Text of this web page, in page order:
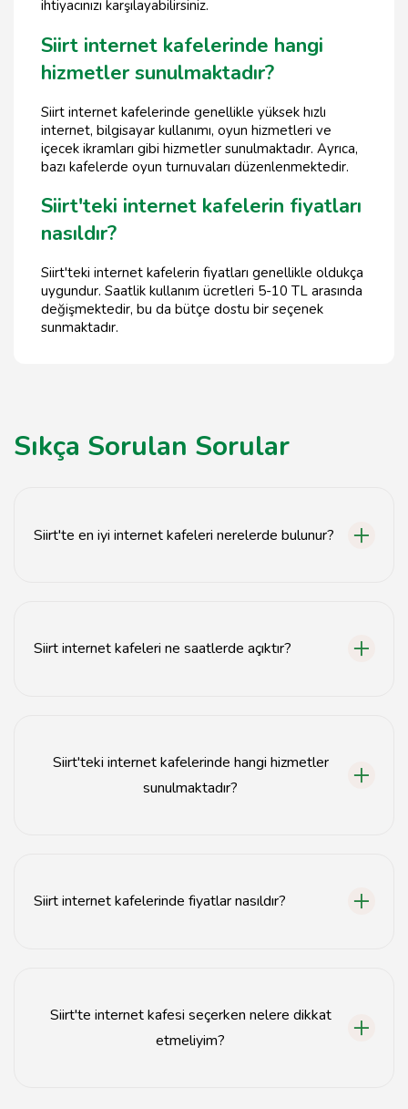
ihtiyacınızı karşılayabilirsiniz.
Siirt internet kafelerinde hangi
hizmetler sunulmaktadır?
Siirt internet kafelerinde genellikle yüksek hızlı
internet, bilgisayar kullanımı, oyun hizmetleri ve
içecek ikramları gibi hizmetler sunulmaktadır. Ayrıca,
bazı kafelerde oyun turnuvaları düzenlenmektedir.
Siirt'teki internet kafelerin fiyatları
nasıldır?
Siirt'teki internet kafelerin fiyatları genellikle oldukça
uygundur. Saatlik kullanım ücretleri 5-10 TL arasında
değişmektedir, bu da bütçe dostu bir seçenek
sunmaktadır.
Sıkça Sorulan Sorular
Siirt'te en iyi internet kafeleri nerelerde bulunur?
Siirt internet kafeleri ne saatlerde açıktır?
Siirt'teki internet kafelerinde hangi hizmetler
sunulmaktadır?
Siirt internet kafelerinde fiyatlar nasıldır?
Siirt'te internet kafesi seçerken nelere dikkat
etmeliyim?